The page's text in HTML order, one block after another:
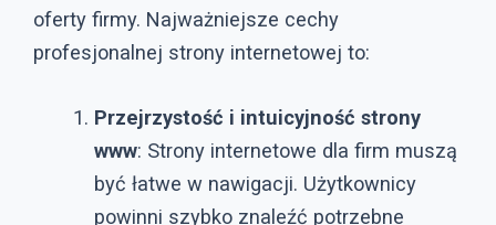
oferty firmy. Najważniejsze cechy
profesjonalnej strony internetowej to:
Przejrzystość i intuicyjność strony
www: Strony internetowe dla firm muszą
być łatwe w nawigacji. Użytkownicy
powinni szybko znaleźć potrzebne